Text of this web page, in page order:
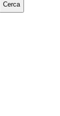
Cerca